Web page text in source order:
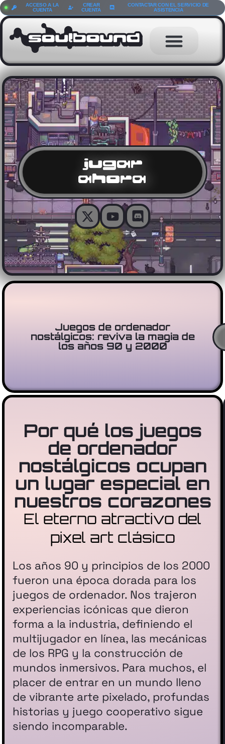
ACCESO A LA
CUENTA
CREAR
CUENTA
CONTACTAR CON EL SERVICIO DE
ASISTENCIA
jugar
ahora
Juegos de ordenador
nostálgicos: reviva la magia de
los años 90 y 2000
Por qué los juegos
de ordenador
nostálgicos ocupan
un lugar especial en
nuestros corazones
El eterno atractivo del
pixel art clásico
Los años 90 y principios de los 2000
fueron una época dorada para los
juegos de ordenador. Nos trajeron
experiencias icónicas que dieron
forma a la industria, definiendo el
multijugador en línea, las mecánicas
de los RPG y la construcción de
mundos inmersivos. Para muchos, el
placer de entrar en un mundo lleno
de vibrante arte pixelado, profundas
historias y juego cooperativo sigue
siendo incomparable.